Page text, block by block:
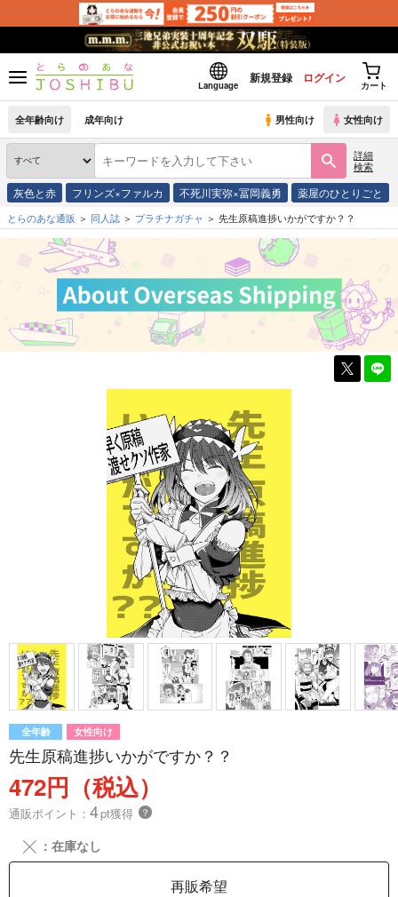
Language
新規登録 ログイン
カート
全年齢向け 成年向け 男性向け 女性向け
詳細
検索
灰色と赤 フリンズ×ファルカ 不死川実弥×冨岡義勇 薬屋のひとりごと
とらのあな通販 同人誌 プラチナガチャ 先生原稿進捗いかがですか？？
全年齢 女性向け
先生原稿進捗いかがですか？？
472円（税込）
通販ポイント： 4pt獲得 ？
╳ ：在庫なし
再販希望